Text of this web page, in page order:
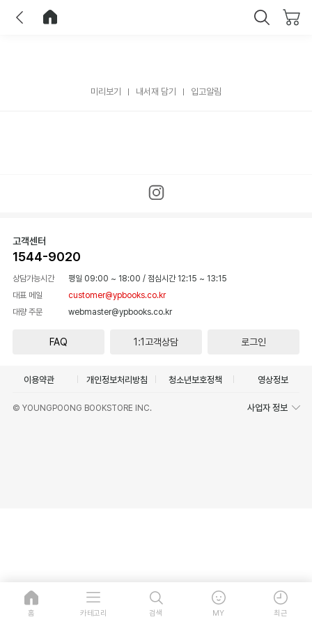
미리보기 내서재 담기 입고알림
고객센터
1544-9020
상담가능시간 평일 09:00 ~ 18:00 / 점심시간 12:15 ~ 13:15
대표 메일
customer@ypbooks.co.kr
대량 주문
webmaster@ypbooks.co.kr
FAQ 1:1고객상담 로그인
이용약관 개인정보처리방침 청소년보호정책 영상정보
© YOUNGPOONG BOOKSTORE INC. 사업자 정보
홈 카테고리 검색 MY 최근